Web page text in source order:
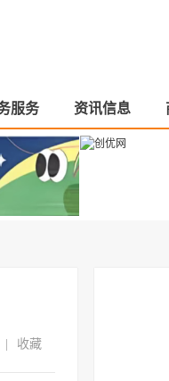
服务 资讯信息
收藏